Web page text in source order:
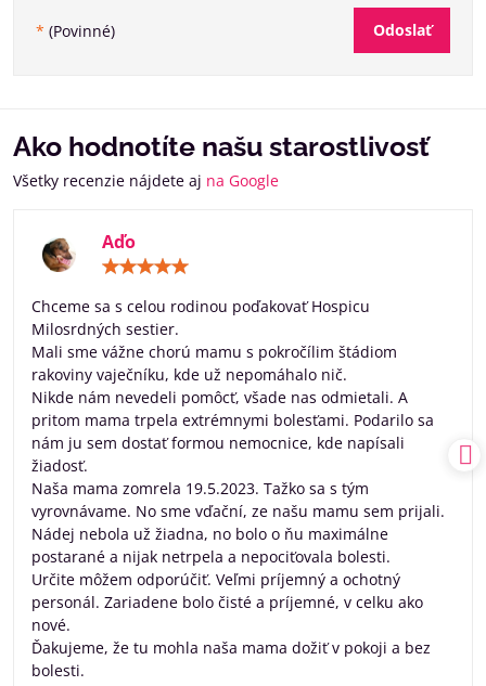
* (Povinné) Odoslať
Ako hodnotíte našu starostlivosť
Všetky recenzie nájdete aj na Google
Aďo
5
Chceme sa s celou rodinou poďakovať Hospicu
Milosrdných sestier.
Mali sme vážne chorú mamu s pokročílim štádiom
rakoviny vaječníku, kde už nepomáhalo nič.
Nikde nám nevedeli pomôcť, všade nas odmietali. A
pritom mama trpela extrémnymi bolesťami. Podarilo sa
nám ju sem dostať formou nemocnice, kde napísali
žiadosť.
Naša mama zomrela 19.5.2023. Tažko sa s tým
vyrovnávame. No sme vďační, ze našu mamu sem prijali.
Nádej nebola už žiadna, no bolo o ňu maximálne
postarané a nijak netrpela a nepociťovala bolesti.
Určite môžem odporúčiť. Veľmi príjemný a ochotný
personál. Zariadene bolo čisté a príjemné, v celku ako
nové.
Ďakujeme, že tu mohla naša mama dožiť v pokoji a bez
bolesti.